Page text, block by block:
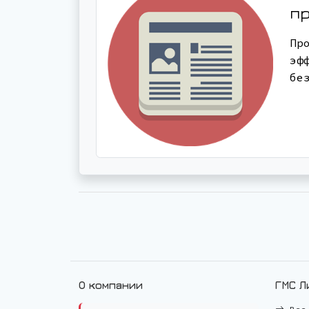
О компании ГМС